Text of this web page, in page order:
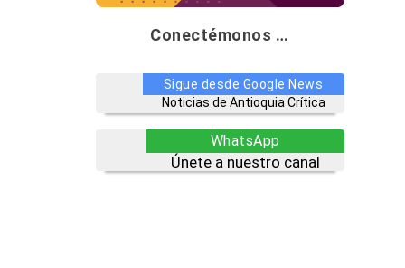
Conectémonos …
Sigue desde Google News
Noticias de Antioquia Crítica
WhatsApp
Únete a nuestro canal